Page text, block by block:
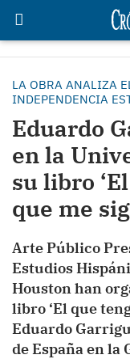
LA OBRA ANALIZA
INDEPENDENCIA
Eduardo
en la
su libro
que me
Arte Público
Estudios
Houston han
libro ‘El que
Eduardo
de España en la